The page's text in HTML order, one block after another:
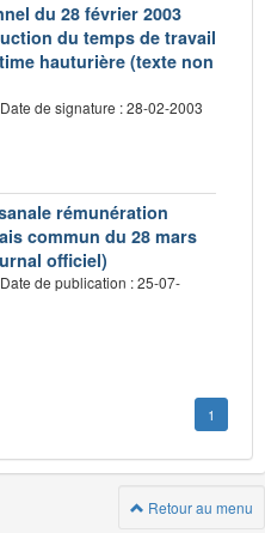
du 28 février 2003
du temps de travail
hauturière (texte non
Date de signature : 28-02-2003
rémunération
commun du 28 mars
officiel)
Date de publication : 25-07-
1
Retour au menu